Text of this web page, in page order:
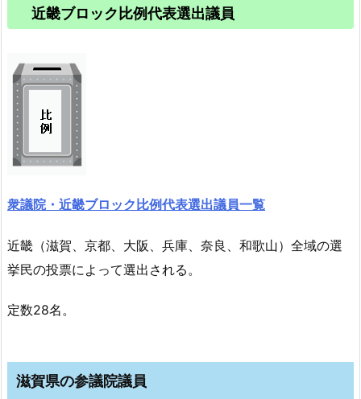
近畿ブロック比例代表選出議員
衆議院・近畿ブロック比例代表選出議員一覧
近畿（滋賀、京都、大阪、兵庫、奈良、和歌山） 全域の選
挙民の投票によって選出される。
定数28名。
滋賀県の参議院議員